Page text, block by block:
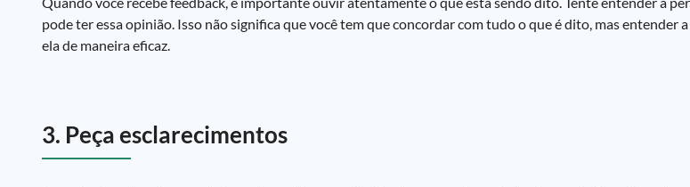
pode ter essa opinião. Isso não significa que você tem que concordar com tudo o que é dito, mas entender
ela de maneira eficaz.
3. Peça esclarecimentos